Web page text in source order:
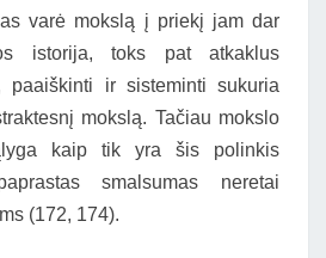
varė mokslą į priekį jam dar
istorija, toks pat atkaklus
paaiškinti ir sisteminti sukuria
mokslą. Tačiau mokslo
kaip tik yra šis polinkis
smalsumas neretai
(172, 174).